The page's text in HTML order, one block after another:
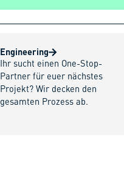
Engineering
Ihr sucht einen One-Stop-
Partner für euer nächstes
Projekt? Wir decken den
gesamten Prozess ab.